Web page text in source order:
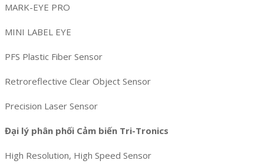
MARK-EYE PRO
MINI LABEL EYE
PFS Plastic Fiber Sensor
Retroreflective Clear Object Sensor
Precision Laser Sensor
Đại lý phân phối Cảm biến Tri-Tronics
High Resolution, High Speed Sensor